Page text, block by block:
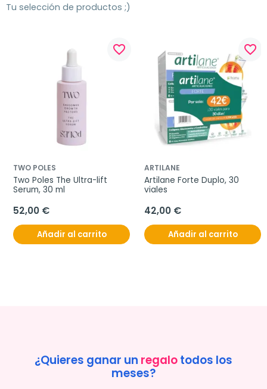
Tu selección de productos ;)
favorite_border
TWO POLES
Two Poles The Ultra-lift
Serum, 30 ml
52,00 €
Añadir al carrito
favorite_border
ARTILANE
Artilane Forte Duplo, 30
viales
42,00 €
Añadir al carrito
¿Quieres ganar un regalotodos los
meses?